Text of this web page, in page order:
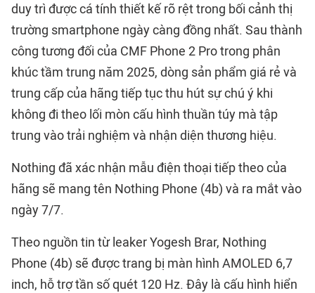
duy trì được cá tính thiết kế rõ rệt trong bối cảnh thị
trường smartphone ngày càng đồng nhất. Sau thành
công tương đối của CMF Phone 2 Pro trong phân
khúc tầm trung năm 2025, dòng sản phẩm giá rẻ và
trung cấp của hãng tiếp tục thu hút sự chú ý khi
không đi theo lối mòn cấu hình thuần túy mà tập
trung vào trải nghiệm và nhận diện thương hiệu.
Nothing đã xác nhận mẫu điện thoại tiếp theo của
hãng sẽ mang tên Nothing Phone (4b) và ra mắt vào
ngày 7/7.
Theo nguồn tin từ leaker Yogesh Brar, Nothing
Phone (4b) sẽ được trang bị màn hình AMOLED 6,7
inch, hỗ trợ tần số quét 120 Hz. Đây là cấu hình hiển